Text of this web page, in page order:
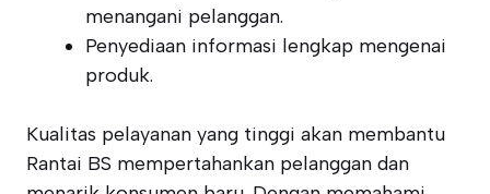
menangani pelanggan.
Penyediaan informasi lengkap mengenai
produk.
Kualitas pelayanan yang tinggi akan membantu
Rantai BS mempertahankan pelanggan dan